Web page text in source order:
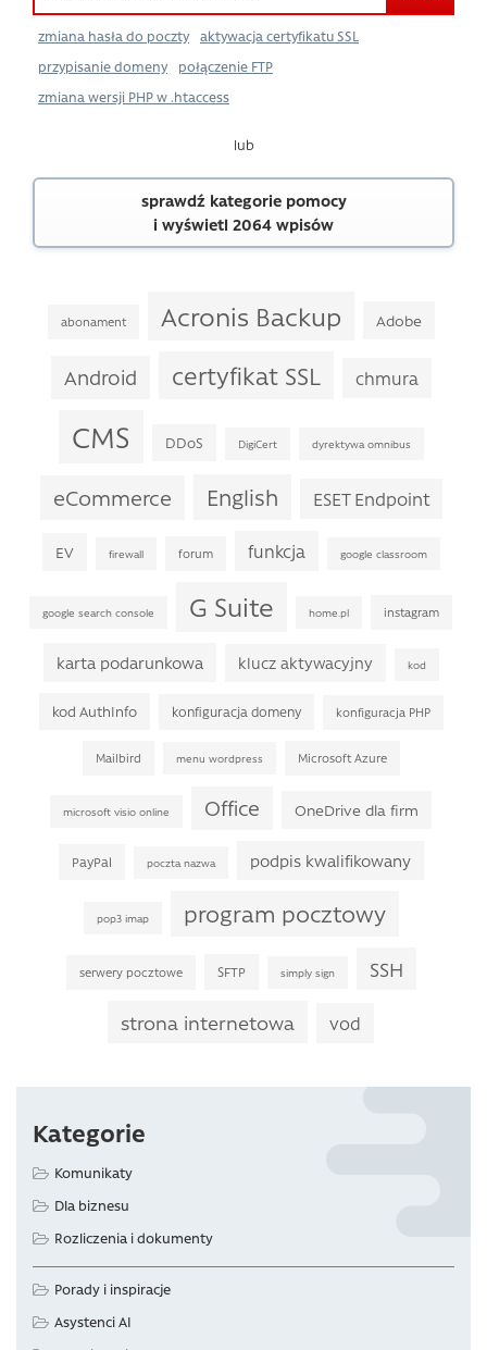
zmiana hasła do poczty
aktywacja certyfikatu SSL
przypisanie domeny
połączenie FTP
zmiana wersji PHP w .htaccess
lub
sprawdź kategorie pomocy
i wyświetl 2064 wpisów
abonament Acronis Backup Adobe
Android certyfikat SSL chmura
CMS DDoS DigiCert dyrektywa omnibus
eCommerce English ESET Endpoint
EV firewall forum funkcja google classroom
google search console G Suite home.pl instagram
karta podarunkowa klucz aktywacyjny kod
kod AuthInfo konfiguracja domeny konfiguracja PHP
Mailbird menu wordpress Microsoft Azure
microsoft visio online Office OneDrive dla firm
PayPal poczta nazwa podpis kwalifikowany
pop3 imap program pocztowy
serwery pocztowe SFTP simply sign SSH
strona internetowa vod
Kategorie
Komunikaty
Dla biznesu
Rozliczenia i dokumenty
Porady i inspiracje
Asystenci AI